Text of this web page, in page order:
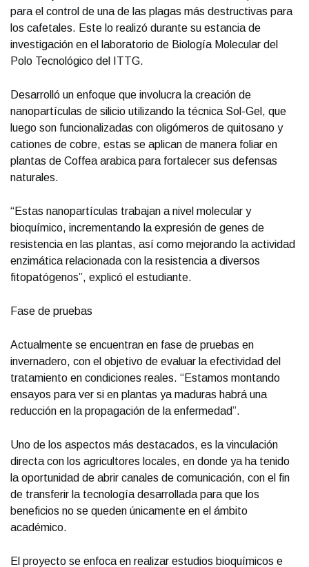
para el control de una de las plagas más destructivas para
los cafetales. Este lo realizó durante su estancia de
investigación en el laboratorio de Biología Molecular del
Polo Tecnológico del ITTG.
Desarrolló un enfoque que involucra la creación de
nanopartículas de silicio utilizando la técnica Sol-Gel, que
luego son funcionalizadas con oligómeros de quitosano y
cationes de cobre, estas se aplican de manera foliar en
plantas de Coffea arabica para fortalecer sus defensas
naturales.
“Estas nanopartículas trabajan a nivel molecular y
bioquímico, incrementando la expresión de genes de
resistencia en las plantas, así como mejorando la actividad
enzimática relacionada con la resistencia a diversos
fitopatógenos”, explicó el estudiante.
Fase de pruebas
Actualmente se encuentran en fase de pruebas en
invernadero, con el objetivo de evaluar la efectividad del
tratamiento en condiciones reales. “Estamos montando
ensayos para ver si en plantas ya maduras habrá una
reducción en la propagación de la enfermedad”.
Uno de los aspectos más destacados, es la vinculación
directa con los agricultores locales, en donde ya ha tenido
la oportunidad de abrir canales de comunicación, con el fin
de transferir la tecnología desarrollada para que los
beneficios no se queden únicamente en el ámbito
académico.
El proyecto se enfoca en realizar estudios bioquímicos e